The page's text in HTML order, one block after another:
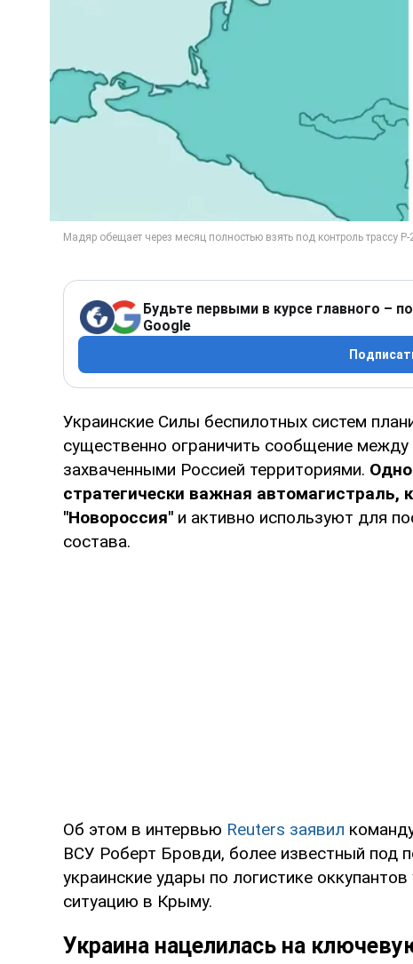
Будьте первыми в курсе главного –
Google
Украинские Силы беспилотных систем
существенно ограничить сообщение
захваченными Россией территориями.
стратегически важная автомагистраль,
"Новороссия" и активно используют для
состава.
Об этом в интервью Reuters заявил
ВСУ Роберт Бровди, более известный под
украинские удары по логистике
ситуацию в Крыму.
Украина нацелилась на